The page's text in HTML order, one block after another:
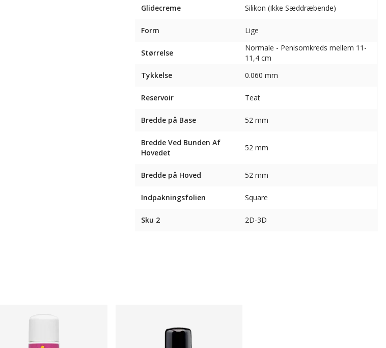
Glidecreme Silikon (Ikke Sæddræbende)
Form Lige
Størrelse
Normale - Penisomkreds mellem 11-
11,4 cm
Tykkelse
0.060 mm
Reservoir Teat
Bredde på Base 52 mm
Bredde Ved Bunden Af ​​
Hovedet
52 mm
Bredde på Hoved 52 mm
Indpakningsfolien Square
Sku 2 2D-3D